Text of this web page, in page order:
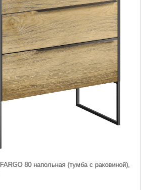
80 напольная (тумба с раковиной),